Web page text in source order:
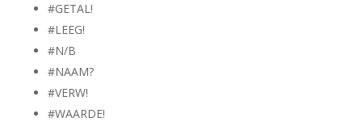
#GETAL!
#LEEG!
#N/B
#NAAM?
#VERW!
#WAARDE!